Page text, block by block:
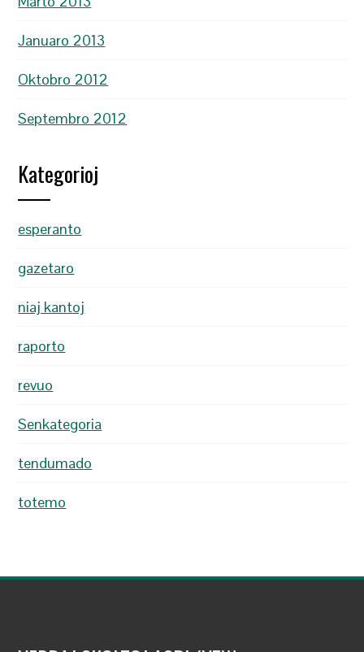
Januaro 2013
Oktobro 2012
Septembro 2012
Kategorioj
esperanto
gazetaro
niaj kantoj
raporto
revuo
Senkategoria
tendumado
totemo